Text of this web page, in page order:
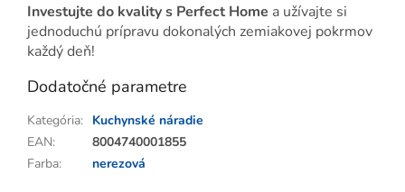
Investujte do kvality s Perfect Home a užívajte si
jednoduchú prípravu dokonalých zemiakovej pokrmov
každý deň!
Dodatočné parametre
Kategória: Kuchynské náradie
EAN:
8004740001855
Farba: nerezová